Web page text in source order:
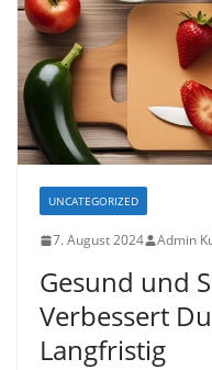
UNCATEGORIZED
7. August 2024 Admin
Gesund und
Verbessert
Langfristig